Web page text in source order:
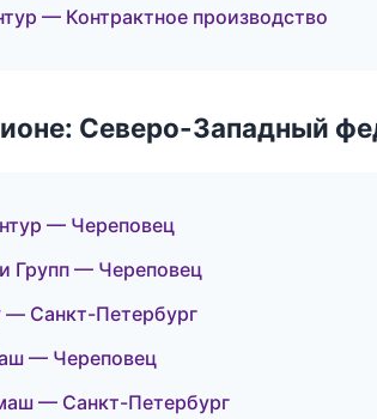
— Контрактное производство
Северо-Западный
— Череповец
Групп — Череповец
— Санкт-Петербург
— Череповец
— Санкт-Петербург